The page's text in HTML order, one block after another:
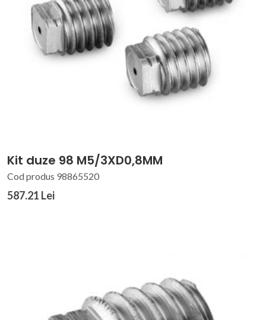
Kit duze 98 M5/3XD0,8MM
Cod produs 98865520
587.21 Lei